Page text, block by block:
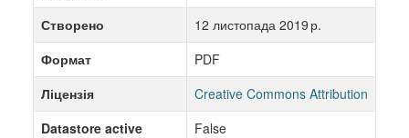
Створено
12 листопада 2019 р.
Формат
PDF
Ліцензія
Creative Commons Attribution
Datastore active
False